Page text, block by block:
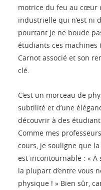
motrice du feu au cœur
industrielle qui n’est ni
pourtant je ne boude
étudiants ces machines
Carnot associé et son
clé.
C’est un morceau de
subtilité et d’une
découvrir à des
Comme mes
cours, je souligne que
est incontournable : « A
la plupart d’entre vous
physique ! » Bien sûr,